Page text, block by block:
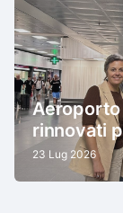
Aeroporto
rinnovati
23 Lug 2026